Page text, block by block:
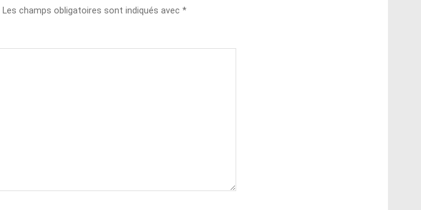
Les champs obligatoires sont indiqués avec *